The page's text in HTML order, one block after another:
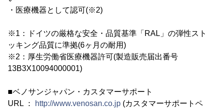
・医療機器として認可(※2)
※1：ドイツの厳格な安全・品質基準「RAL」の弾性スト
ッキング品質に準拠(6ヶ月の耐用)
※2：厚生労働省医療機器許可(製造販売届出番号
13B3X10094000001)
■ベノサンジャパン・カスタマーサポート
URL ：
http://www.venosan.co.jp (カスタマーサポートペ